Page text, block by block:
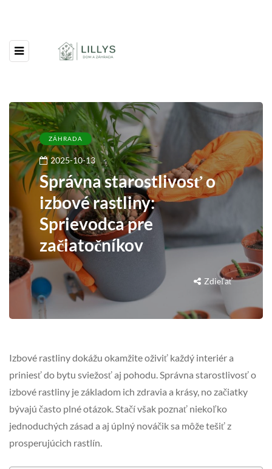
ZÁHRADA
2025-10-13
Správna starostlivosť o
izbové rastliny:
Sprievodca pre
začiatočníkov
Zdieľať
Izbové rastliny dokážu okamžite oživiť každý interiér a
priniesť do bytu sviežosť aj pohodu. Správna starostlivosť o
izbové rastliny je základom ich zdravia a krásy, no začiatky
bývajú často plné otázok. Stačí však poznať niekoľko
jednoduchých zásad a aj úplný nováčik sa môže tešiť z
prosperujúcich rastlín.